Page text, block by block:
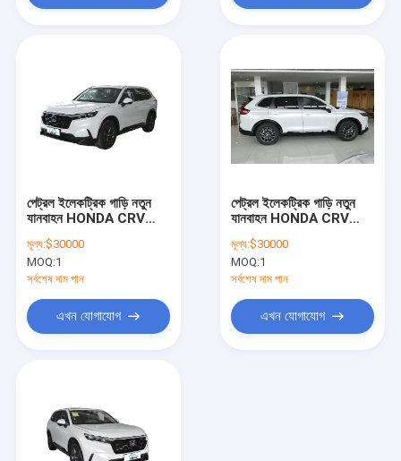
ভিডিও
পেট্রল ইলেকট্রিক গাড়ি নতুন
যানবাহন HONDA CRV
CVT চার চাকা ড্রাইভ
HONDA CR-V হাইব্রিড
স্টক বিক্রয়ের জন্য
মূল্য:$30000
MOQ:1
সর্বশেষ দাম পান
এখন যোগাযোগ
পেট্রল ইলেকট্রিক গাড়ি নতুন
যানবাহন HONDA CRV
CVT চার চাকা ড্রাইভ
HONDA CR-V হাইব্রিড
স্টক বিক্রয়ের জন্য
মূল্য:$30000
MOQ:1
সর্বশেষ দাম পান
এখন যোগাযোগ